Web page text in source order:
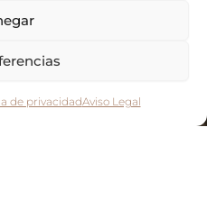
de privacidadAviso Legal